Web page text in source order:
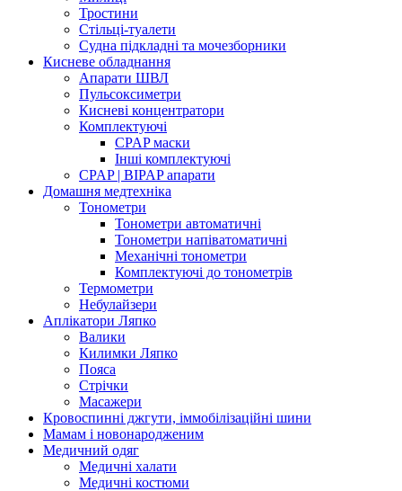
Тростини
Стільці-туалети
Судна підкладні та мочезборники
Кисневе обладнання
Апарати ШВЛ
Пульсоксиметри
Кисневі концентратори
Комплектуючі
CPAP маски
Інші комплектуючі
CPAP | BIPAP апарати
Домашня медтехніка
Тонометри
Тонометри автоматичні
Тонометри напіватоматичні
Механічні тонометри
Комплектуючі до тонометрів
Термометри
Небулайзери
Аплікатори Ляпко
Валики
Килимки Ляпко
Пояса
Стрічки
Масажери
Кровоспинні джгути, іммобілізаційні шини
Мамам і новонародженим
Медичний одяг
Медичні халати
Медичні костюми